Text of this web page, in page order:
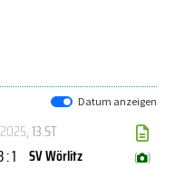
Datum anzeigen
, 13.ST
: 1 SV Wörlitz ( )